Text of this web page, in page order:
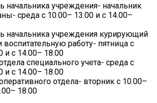
начальника учреждения- начальник
среда с 10.00– 13.00 и с 14.00–
начальника учреждения курирующий
работу- пятница с
и с 14.00– 18.00
специального учета- среда с
и с 14.00– 18.00
отдела- вторник с 10.00–
18.00